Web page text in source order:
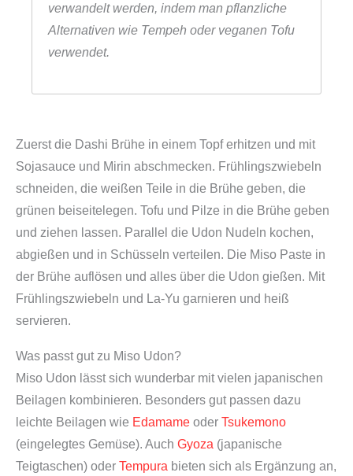
verwandelt werden, indem man pflanzliche
Alternativen wie Tempeh oder veganen Tofu
verwendet.
Zuerst die Dashi Brühe in einem Topf erhitzen und mit
Sojasauce und Mirin abschmecken. Frühlingszwiebeln
schneiden, die weißen Teile in die Brühe geben, die
grünen beiseitelegen. Tofu und Pilze in die Brühe geben
und ziehen lassen. Parallel die Udon Nudeln kochen,
abgießen und in Schüsseln verteilen. Die Miso Paste in
der Brühe auflösen und alles über die Udon gießen. Mit
Frühlingszwiebeln und La-Yu garnieren und heiß
servieren.
Was passt gut zu Miso Udon?
Miso Udon lässt sich wunderbar mit vielen japanischen
Beilagen kombinieren. Besonders gut passen dazu
leichte Beilagen wie Edamame oder Tsukemono
(eingelegtes Gemüse). Auch Gyoza (japanische
Teigtaschen) oder Tempura bieten sich als Ergänzung an,